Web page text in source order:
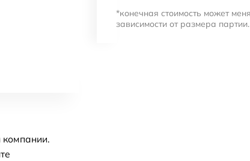
*конечная стоимость может
зависимости от размера партии.
компании.